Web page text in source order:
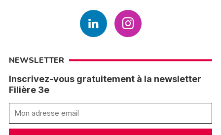
NEWSLETTER
Inscrivez-vous gratuitement à la newsletter
Filière 3e